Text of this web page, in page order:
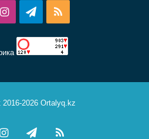
InstagramTelegram
2026 Ortalyq.kz
InstagramTelegram